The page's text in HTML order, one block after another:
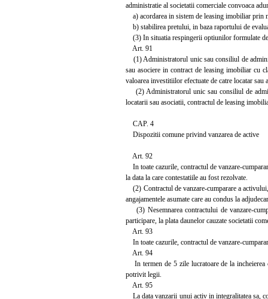
administratie al societatii comerciale convoaca
a) acordarea in sistem de leasing imobiliar prin
b) stabilirea pretului, in baza raportului de
(3) In situatia respingerii optiunilor formulate
Art. 91
(1) Administratorul unic sau consiliul de
sau asociere in contract de leasing imobiliar cu
valoarea investitiilor efectuate de catre locatar sau
(2) Administratorul unic sau consiliul de
locatarii sau asociatii, contractul de leasing
CAP. 4
Dispozitii comune privind vanzarea de active
Art. 92
In toate cazurile, contractul de vanzare-
la data la care contestatiile au fost rezolvate.
(2) Contractul de vanzare-cumparare a
angajamentele asumate care au condus la
(3) Nesemnarea contractului de vanzare-
participare, la plata daunelor cauzate societatii
Art. 93
In toate cazurile, contractul de vanzare-
Art. 94
In termen de 5 zile lucratoare de la incheierea
potrivit legii.
Art. 95
La data vanzarii unui activ in integralitatea sa,